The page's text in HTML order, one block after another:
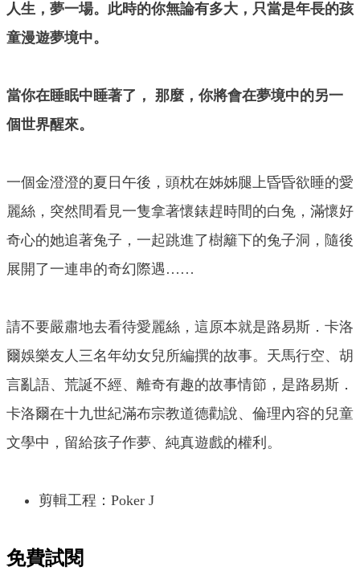
人生，夢一場。此時的你無論有多大，只當是年長的孩
童漫遊夢境中。
當你在睡眠中睡著了， 那麼，你將會在夢境中的另一
個世界醒來。
一個金澄澄的夏日午後，頭枕在姊姊腿上昏昏欲睡的愛
麗絲，突然間看見一隻拿著懷錶趕時間的白兔，滿懷好
奇心的她追著兔子，一起跳進了樹籬下的兔子洞，隨後
展開了一連串的奇幻際遇……
請不要嚴肅地去看待愛麗絲，這原本就是路易斯．卡洛
爾娛樂友人三名年幼女兒所編撰的故事。天馬行空、胡
言亂語、荒誕不經、離奇有趣的故事情節，是路易斯．
卡洛爾在十九世紀滿布宗教道德勸說、倫理內容的兒童
文學中，留給孩子作夢、純真遊戲的權利。
剪輯工程：Poker J
免費試閱